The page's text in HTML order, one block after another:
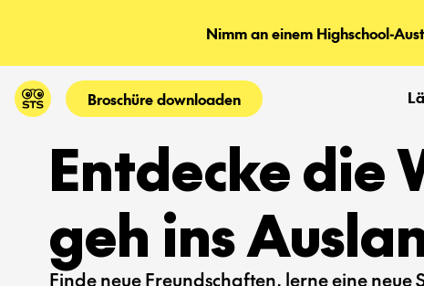
Nimm an einem Highschool-
Broschüre downloaden
Entdecke die
geh ins
Finde neue Freundschaften, lerne eine neue